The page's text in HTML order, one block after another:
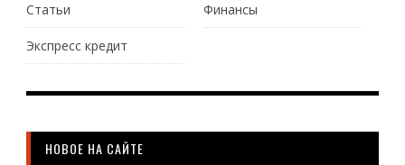
Статьи Финансы
Экспресс кредит
НОВОЕ НА САЙТЕ